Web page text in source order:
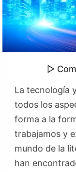
▷
La tecnología
todos los
forma a la
trabajamos y
mundo de la
han